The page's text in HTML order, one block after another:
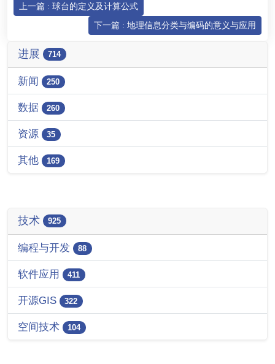
上一篇 : 球台的定义及计算公式
下一篇 : 地理信息分类与编码的意义与应用
进展 714
新闻 250
数据 260
资源 35
其他 169
技术 925
编程与开发 88
软件应用 411
开源GIS 322
空间技术 104